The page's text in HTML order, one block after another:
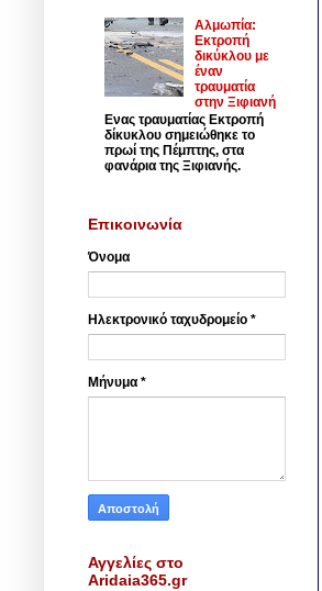
Αλμωπία:
Εκτροπή
δικύκλου με
έναν
τραυματία
στην Ξιφιανή
Ενας τραυματίας Εκτροπή
δίκυκλου σημειώθηκε το
πρωί της Πέμπτης, στα
φανάρια της Ξιφιανής.
Επικοινωνία
Όνομα
Ηλεκτρονικό ταχυδρομείο *
Μήνυμα *
Αγγελίες στο
Aridaia365.gr